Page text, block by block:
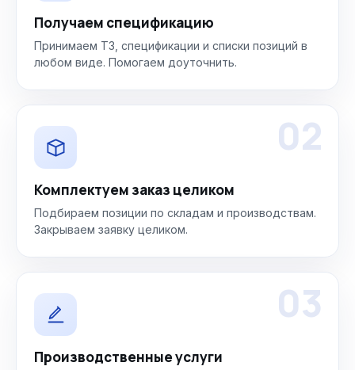
Получаем спецификацию
Принимаем ТЗ, спецификации и списки позиций в
любом виде. Помогаем доуточнить.
02
Комплектуем заказ целиком
Подбираем позиции по складам и производствам.
Закрываем заявку целиком.
03
Производственные услуги